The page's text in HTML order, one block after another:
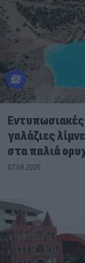
γαλάζιες
στα παλιά
07.08.2026